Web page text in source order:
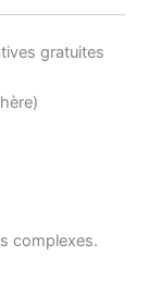
gratuites
complexes.